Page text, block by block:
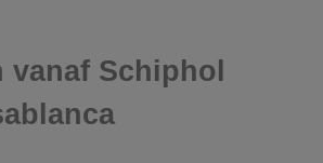
vanaf Schiphol